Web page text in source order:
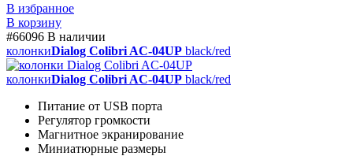
В избранное
В корзину
#66096 В наличии
колонкиDialog Colibri AC-04UP black/red
колонкиDialog Colibri AC-04UP black/red
Питание от USB порта
Регулятор громкости
Магнитное экранирование
Миниатюрные размеры